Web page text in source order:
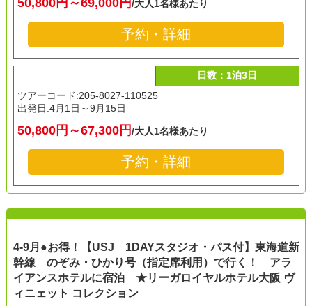
50,800円～69,000円/大人1名様あたり
予約・詳細
日数：1泊3日
ツアーコード:205-8027-110525
出発日:4月1日～9月15日
50,800円～67,300円/大人1名様あたり
予約・詳細
4-9月●お得！【USJ 1DAYスタジオ・パス付】東海道新
幹線 のぞみ・ひかり号（指定席利用）で行く！ アラ
イアンスホテルに宿泊 ★リーガロイヤルホテル大阪 ヴ
ィニェット コレクション